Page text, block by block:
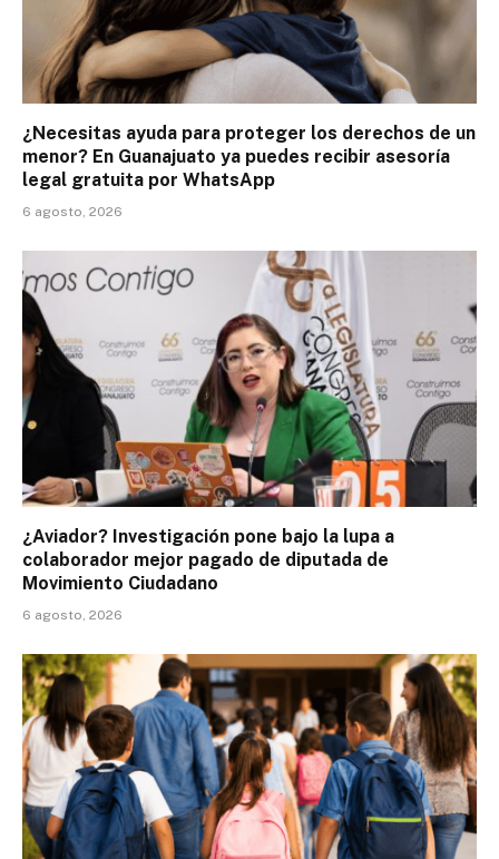
¿Necesitas ayuda para proteger los derechos de un
menor? En Guanajuato ya puedes recibir asesoría
legal gratuita por WhatsApp
6 agosto, 2026
¿Aviador? Investigación pone bajo la lupa a
colaborador mejor pagado de diputada de
Movimiento Ciudadano
6 agosto, 2026